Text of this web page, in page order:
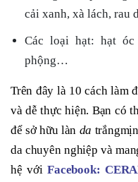
cải xanh, xà lách, rau
Các loại hạt: hạt óc
phộng…
Trên đây là 10 cách làm
và dễ thực hiện. Bạn có
để sở hữu làn da
da chuyên nghiệp và
hệ vớiFacebook: